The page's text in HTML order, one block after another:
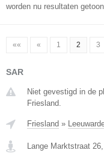
worden nu resultaten
«« « 1 2 3
SAR
Niet gevestigd in de
Friesland.
Friesland »
Lange Marktstraat 26,